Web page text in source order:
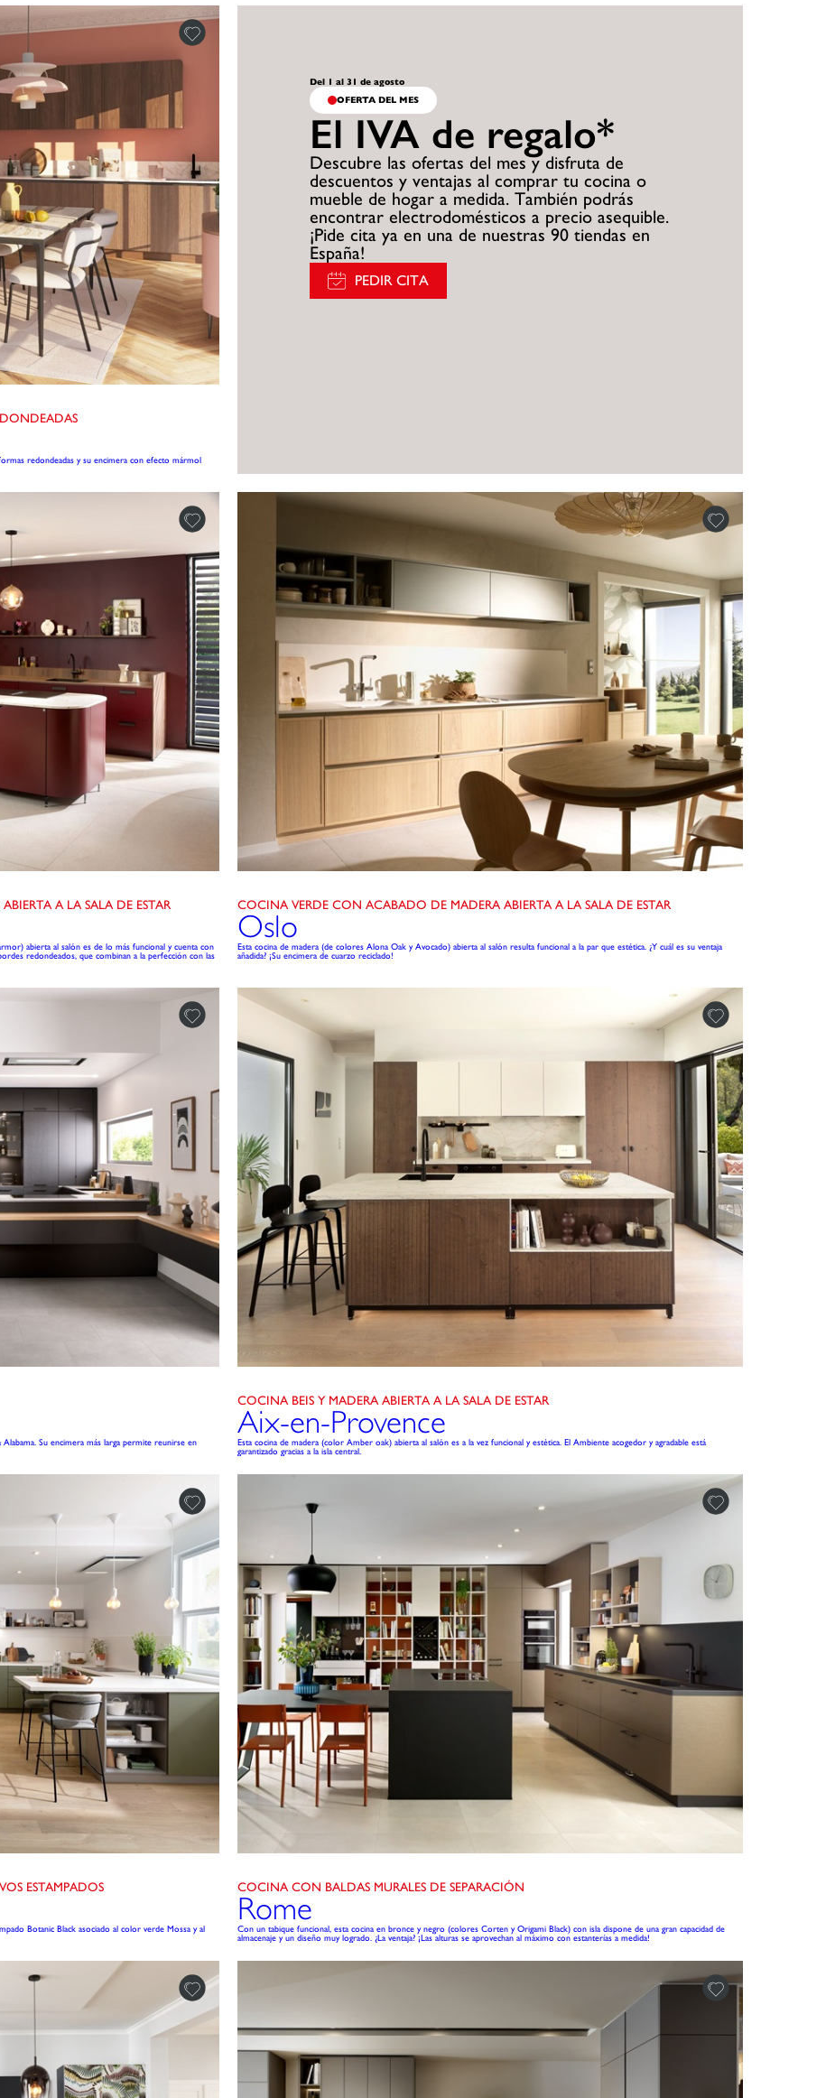
redondeadas y su encimera con efecto mármol
Del 1 al 31 de agosto
OFERTA DEL MES
El IVA de regalo*
Descubre las ofertas del mes y disfruta de
descuentos y ventajas al comprar tu cocina o
mueble de hogar a medida. También podrás
encontrar electrodomésticos a precio asequible.
¡Pide cita ya en una de nuestras 90 tiendas en
España!
PEDIR CITA
A LA SALA DE ESTAR
abierta al salón es de lo más funcional y cuenta con
redondeados, que combinan a la perfección con las
COCINA VERDE CON ACABADO DE MADERA ABIERTA A LA SALA DE ESTAR
Oslo
Esta cocina de madera (de colores Alona Oak y Avocado) abierta al salón resulta funcional a la par que estética. ¿Y cuál es su ventaja
añadida? ¡Su encimera de cuarzo reciclado!
Su encimera más larga permite reunirse en
COCINA BEIS Y MADERA ABIERTA A LA SALA DE ESTAR
Aix-en-Provence
Esta cocina de madera (color Amber oak) abierta al salón es a la vez funcional y estética. El Ambiente acogedor y agradable está
garantizado gracias a la isla central.
ESTAMPADOS
Botanic Black asociado al color verde Mossa y al
COCINA CON BALDAS MURALES DE SEPARACIÓN
Rome
Con un tabique funcional, esta cocina en bronce y negro (colores Corten y Origami Black) con isla dispone de una gran capacidad de
almacenaje y un diseño muy logrado. ¿La ventaja? ¡Las alturas se aprovechan al máximo con estanterías a medida!